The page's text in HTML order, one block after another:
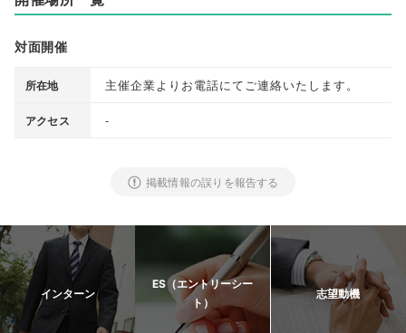
対面開催
所在地 主催企業よりお電話にてご連絡いたします。
アクセス -
掲載情報の誤りを報告する
インターン
ES（エントリーシー
ト）
志望動機